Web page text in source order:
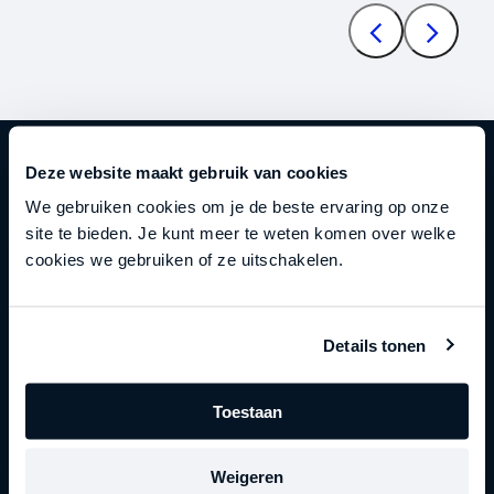
Deze website maakt gebruik van cookies
We gebruiken cookies om je de beste ervaring op onze
site te bieden. Je kunt meer te weten komen over welke
cookies we gebruiken of ze uitschakelen.
Details tonen
Toestaan
Weigeren
Werken bij Straight-Line Leadership
Wij werken met dezelfde
verwachtingen die we bij onze
Eigenaarschap over resultaten, niet
Als dit de omgeving is waar jij toe
behoort, horen we graag van je.